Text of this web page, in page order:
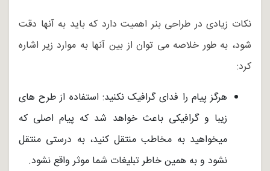
نکات زیادی در طراحی بنر اهمیت دارد که باید به آنها دقت
شود، به طور خلاصه می توان از بین آنها به موارد زیر اشاره
کرد:
هرگز پیام را فدای گرافیک نکنید: استفاده از طرح های
زیبا و گرافیکی باعث خواهد شد که پیام اصلی که
میخواهید به مخاطب منتقل کنید، به درستی منتقل
نشود و به همین خاطر تبلیغات شما موثر واقع نشود.